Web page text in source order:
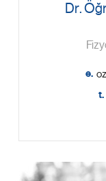
Dr.
e.
t.